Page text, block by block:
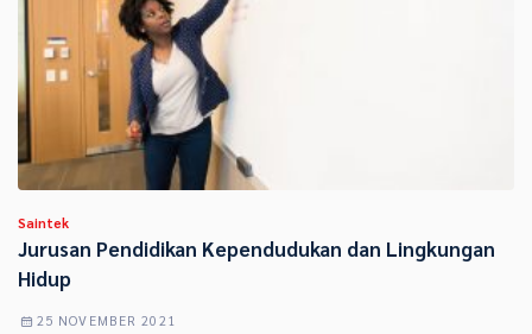
Saintek
Jurusan Pendidikan Kependudukan dan Lingkungan
Hidup
25 NOVEMBER 2021